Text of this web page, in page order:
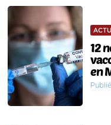
12
en